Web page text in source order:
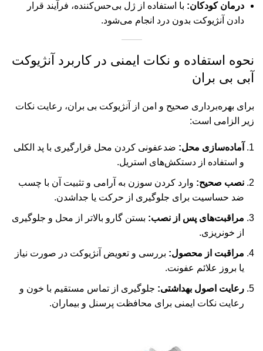
درمان کودکان: با استفاده از ژل بی‌حس‌کننده، فرآیند قرار
دادن آنژیوکت بدون درد انجام می‌شود.
نحوه استفاده و نکات ایمنی در کاربرد آنژیوکت
آبی بی بران
برای بهره‌برداری صحیح و امن از آنژیوکت بی بران، رعایت نکات
زیر الزامی است:
آماده‌سازی محل: ضدعفونی کردن محل قرارگیری با پد الکلی
و استفاده از دستکش‌های استریل.
نصب صحیح: وارد کردن سوزن به آرامی و تثبیت آن با چسب
ضد حساسیت برای جلوگیری از حرکت یا جداشدن.
مراقبت‌های پس از نصب: بستن گارو بالاتر از محل و جلوگیری
از خونریزی.
مراقبت از محصول: بررسی و تعویض آنژیوکت در صورت نیاز
یا بروز علائم عفونت.
رعایت اصول بهداشتی: جلوگیری از تماس مستقیم با خون و
رعایت نکات ایمنی برای محافظت پرسنل و بیماران.